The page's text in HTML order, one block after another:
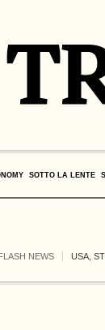
SOTTO LA LENTE
NEWS USA,